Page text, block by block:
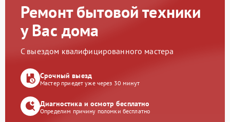
Ремонт бытовой техники
у Вас дома
С выездом квалифицированного мастера
Срочный выезд
Мастер приедет уже через 30 минут
Диагностика и осмотр бесплатно
Определим причину поломки бесплатно